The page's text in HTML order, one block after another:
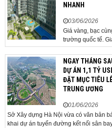
NHANH
03/06/2026
Giá vàng, bạc
trường quốc tế.
USD/ounce. Cuối
trường quốc tế
USD/ounce, tăng
sáng. Trong
NGAY THÁNG
DỰ ÁN 1,1 TỶ
ĐẶT MỤC TIÊU
TRUNG ƯƠNG
01/06/2026
Sở Xây dựng Hà Nội vừa có văn bản
khai dự án tuyến đường kết nối sân